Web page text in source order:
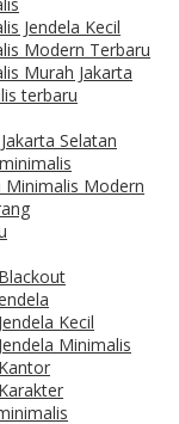
Jendela Kecil
Modern Terbaru
Murah Jakarta
terbaru
Selatan
Minimalis Modern
Kecil
Minimalis